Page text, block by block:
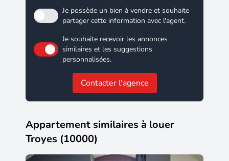
Je possède un bien à vendre et souhaite
partager cette information avec l'agent.
Je souhaite recevoir les annonces
similaires et les suggestions
personnalisées.
Contacter l'agence
Appartement similaires à louer
Troyes (10000)